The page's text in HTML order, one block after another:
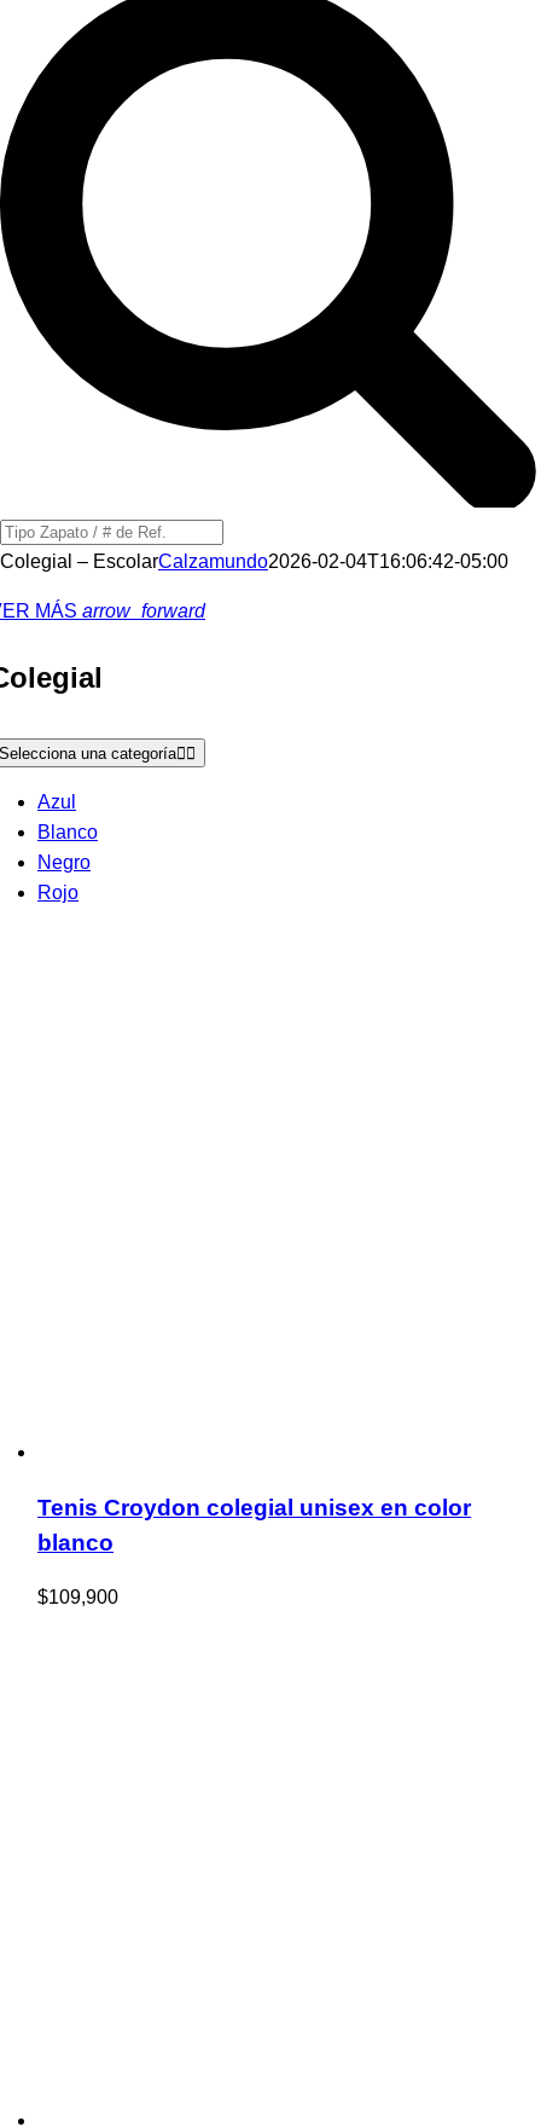
Búsqueda
de
Colegial – EscolarCalzamundo2026-02-04T16:06:42-05:00
MÁSarrow_forward
Selecciona una categoría
Azul
Blanco
Negro
Rojo
Tenis Croydon colegial unisex en color
blanco
$109,900